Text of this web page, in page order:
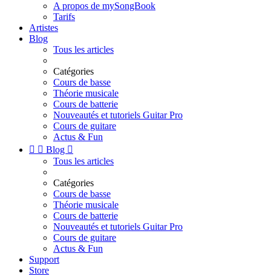
A propos de mySongBook
Tarifs
Artistes
Blog
Tous les articles
Catégories
Cours de basse
Théorie musicale
Cours de batterie
Nouveautés et tutoriels Guitar Pro
Cours de guitare
Actus & Fun
  Blog 
Tous les articles
Catégories
Cours de basse
Théorie musicale
Cours de batterie
Nouveautés et tutoriels Guitar Pro
Cours de guitare
Actus & Fun
Support
Store